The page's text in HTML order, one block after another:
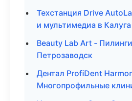
Техстанция Drive
и мультимедиа в Калуга
Beauty Lab Art -
Петрозаводск
Дентал ProfiDent
Многопрофильные